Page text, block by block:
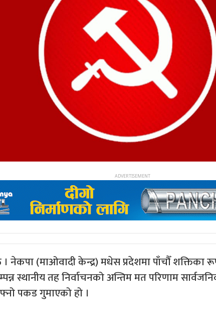
(माओवादी केन्द्र) मधेस प्रदेशमा पाँचौँ शक्तिका
स्थानीय तह निर्वाचनको अन्तिम मत परिणाम
पकड गुमाएको हो ।